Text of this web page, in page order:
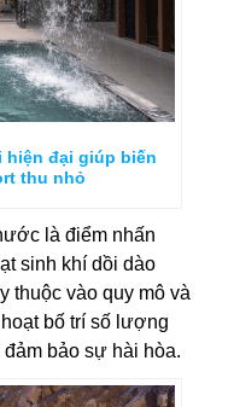
đại giúp biến
thu nhỏ
là điểm nhấn
sinh khí dồi dào
thuộc vào quy mô và
bố trí số lượng
bảo sự hài hòa.